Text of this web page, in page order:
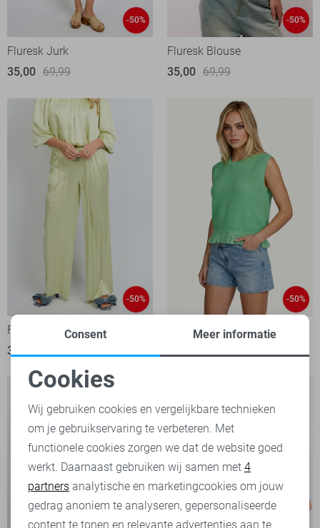
-50%
Fluresk Jurk
35,00 69,99
-50%
Fluresk Blouse
35,00 69,99
-50%
Fluresk Broek
30,00
-50%
Fluresk Top
Noodzakelijke cookies
Personalisatie cookies
Analytische cookies
Marketing cookies
Consent Meer informatie
Cookies
Wij gebruiken cookies en vergelijkbare technieken
om je gebruikservaring te verbeteren. Met
functionele cookies zorgen we dat de website goed
werkt. Daarnaast gebruiken wij samen met 4
partners analytische en marketingcookies om jouw
gedrag anoniem te analyseren, gepersonaliseerde
content te tonen en relevante advertenties aan te